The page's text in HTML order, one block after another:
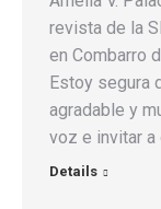
revista de la
en Combarro
Estoy segura
agradable y
voz e invitar
Details